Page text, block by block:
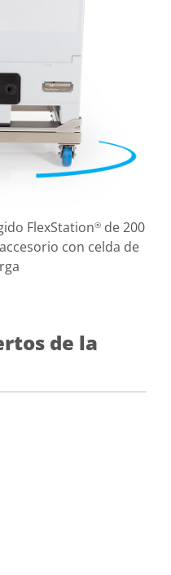
FlexStation® de 200
con celda de
de la